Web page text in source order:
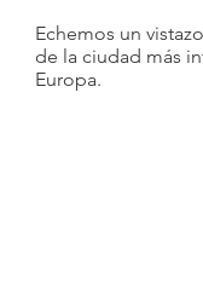
Echemos un
de la ciudad más
Europa.